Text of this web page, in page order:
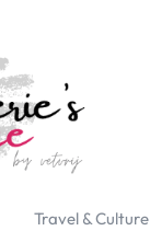
Travel & Culture